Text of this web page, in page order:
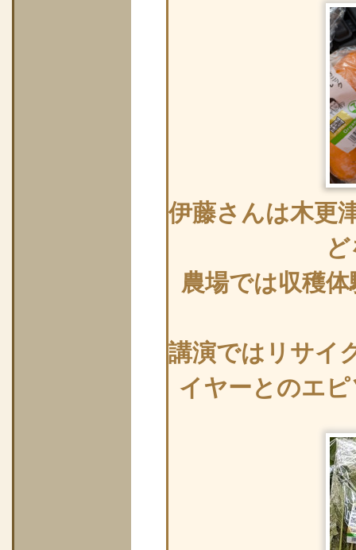
伊藤さんは木更
農場では収穫
講演ではリサイ
イヤーとのエ